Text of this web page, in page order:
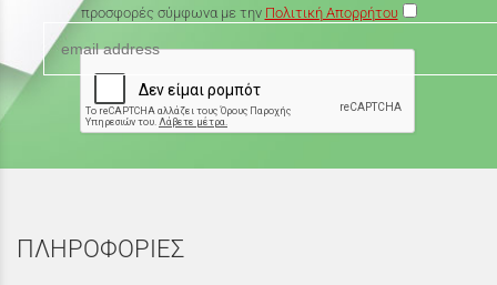
προσφορές σύμφωνα με την Πολιτική Απορρήτου
ΠΛΗΡΟΦΟΡΙΕΣ